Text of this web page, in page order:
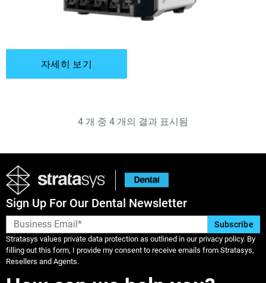
자세히 보기
4 개 중 4 개의 결과 표시됨
Sign Up For Our Dental Newsletter
Stratasys values private data protection as outlined in our privacy policy. By
filling out this form, I provide my consent to receive emails from Stratasys,
Resellers and Agents.